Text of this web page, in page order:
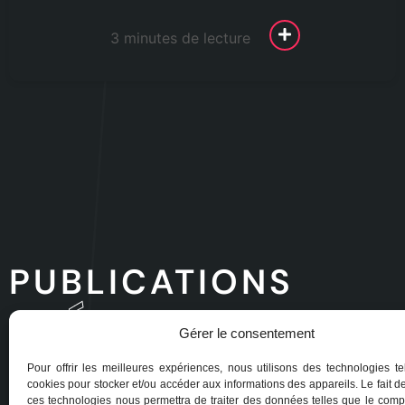
Gérer le consentement
Pour offrir les meilleures expériences, nous utilisons des technologies
cookies pour stocker et/ou accéder aux informations des appareils. Le fait
ces technologies nous permettra de traiter des données telles que le
3 minutes de lecture
PUBLICATIONS
RÉCENTES